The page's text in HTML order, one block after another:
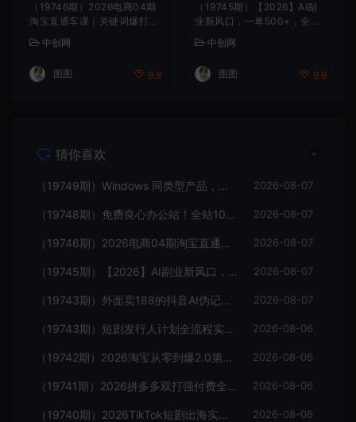
（19746期）2026电商04期
淘宝直通车课｜关键词爆打矩
差异化投放实操教学
中创网
图图 9.9
（19745期）【2026】AI副
业新风口，一单500+，全程
中创网
图图 9.9
猜你喜欢
（19749期）Windows 同类型产品，我只想吹爆它！把听歌变成了一场沉浸式视听现场，支持多平台歌单播放 Mineradio 2026-08-07
（19748期）免费良心办公站！全站100000+海量PPT素材免费下载，每日更新，分类清晰，免注册登录下载 爱PPT网 2026-08-07
（19746期）2026电商04期淘宝直通车课｜关键词爆打矩阵，多计划低出价，新品爆款差异化投放实操教学 2026-08-07
（19745期）【2026】AI副业新风口，一单500+，全程派单，0门槛直接干 2026-08-07
（19743期）外面卖188的抖音AI伪记录片赛道掘金全攻略；从选题到发布十一大环节拆解，零基础也能做出高流量真实感内容 2026-08-07
（19743期）短剧发行人计划全流程实操教程；从账号定位到选剧剪辑再到发布技巧，零基础也能快速上手出单 2026-08-06
（19742期）2026淘宝从零到爆2.0第85期；主推款五项高权重初始设置，改销量评晒秒单快速破零积累基础权重 2026-08-06
（19741期）2026拼多多双打强付费全攻略-62期；成本推广加托管双剑合璧，系统讲解7种付费玩法优劣势与选择策略 2026-08-06
（19740期）2026TikTok短剧出海实战课：IAA广告分账×IAP付费变现×账号搭建×平台规则×双轨爆发×回款全流程 2026-08-06